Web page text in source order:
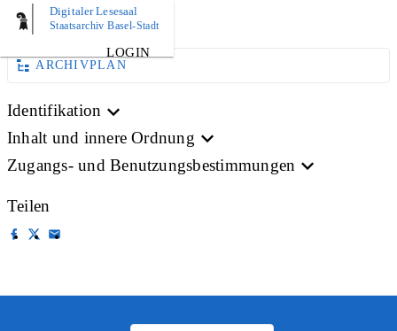
Digitaler Lesesaal
Staatsarchiv Basel-Stadt
LOGIN
BILD
ARCHIVPLAN
Identifikation
Inhalt und innere Ordnung
Zugangs- und Benutzungsbestimmungen
Teilen